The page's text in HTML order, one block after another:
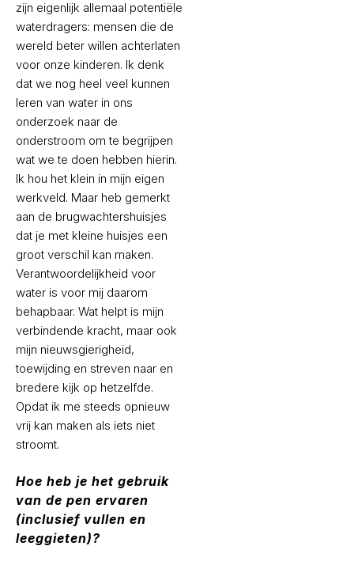
zijn eigenlijk allemaal potentiële
waterdragers: mensen die de
wereld beter willen achterlaten
voor onze kinderen. Ik denk
dat we nog heel veel kunnen
leren van water in ons
onderzoek naar de
onderstroom om te begrijpen
wat we te doen hebben hierin.
Ik hou het klein in mijn eigen
werkveld. Maar heb gemerkt
aan de brugwachtershuisjes
dat je met kleine huisjes een
groot verschil kan maken.
Verantwoordelijkheid voor
water is voor mij daarom
behapbaar. Wat helpt is mijn
verbindende kracht, maar ook
mijn nieuwsgierigheid,
toewijding en streven naar en
bredere kijk op hetzelfde.
Opdat ik me steeds opnieuw
vrij kan maken als iets niet
stroomt.
Hoe heb je het gebruik
van de pen ervaren
(inclusief vullen en
leeggieten)?